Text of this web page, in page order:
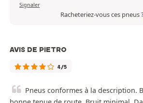
Signaler
Racheteriez-vous ces pneus
AVIS DE PIETRO
4/5
Pneus conformes à la description.